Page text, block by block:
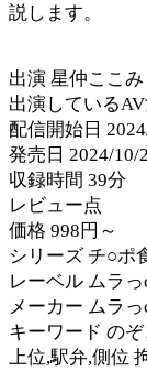
説します。
出演 星仲ここみ
出演している
配信開始日
発売日 2024/10/
収録時間 39分
レビュー点
価格 998円～
シリーズ チ○ポ
レーベル ムラっ
メーカー ムラっ
キーワード の
上位,駅弁,側位